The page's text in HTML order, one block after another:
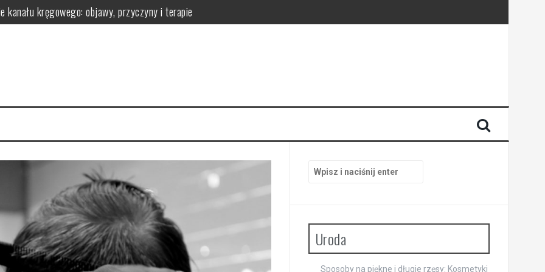
kanału kręgowego: objawy, przyczyny i terapie
pielęgnacyjne
działanie na skórę
regeneracji organizmu
i przechowywanie do wygodnej aranżacji
Uroda
Sposoby na piękne i długie rzęsy: Kosmetyki